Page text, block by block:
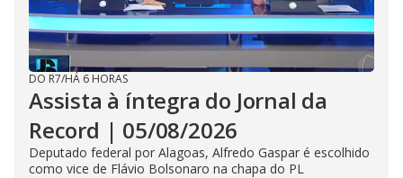
DO R7/HÁ 6 HORAS
Assista à íntegra do Jornal da
Record | 05/08/2026
Deputado federal por Alagoas, Alfredo Gaspar é escolhido
como vice de Flávio Bolsonaro na chapa do PL